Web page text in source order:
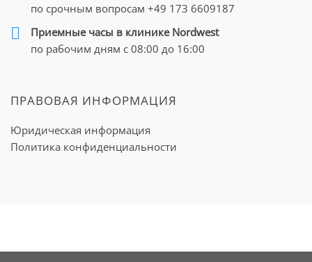
по срочным вопросам +49 173 6609187
Приемные часы в клинике Nordwest
по рабочим дням с 08:00 до 16:00
ПРАВОВАЯ ИНФОРМАЦИЯ
Юридическая информация
Политика конфиденциальности